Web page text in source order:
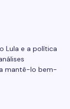
Lula e a política
mantê-lo bem-